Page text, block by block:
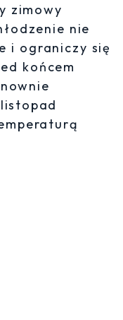
zimowy
nie
i ograniczy się
końcem